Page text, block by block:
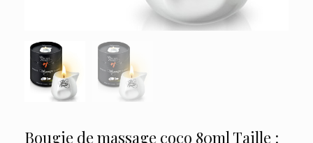
Bougie de massage coco 80ml Taille :